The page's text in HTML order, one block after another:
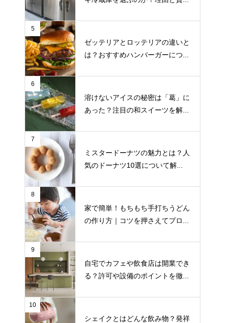
5
ゼッテリアとロッテリアの違いと
は？おすすめハンバーガーにつ...
6
溶けないアイスの秘密は「葛」に
あった？注目の和スイーツを解...
7
ミスタードーナツの魅力とは？人
気のドーナツ10選について解...
8
家で簡単！もちもち手打ちうどん
の作り方｜コツを押さえてプロ...
9
自宅でカフェや飲食店は開業でき
る？許可や設備のポイントを徹...
10
シェイクとはどんな飲み物？発祥